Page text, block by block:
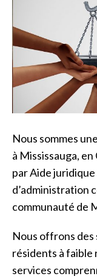
Nous sommes
à Mississauga,
par Aide
d’administration
communauté de
Nous offrons
résidents à faible
services